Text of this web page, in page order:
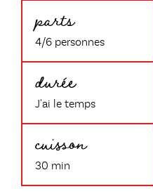
parts
4/6 personnes
durée
J'ai le temps
cuisson
30 min